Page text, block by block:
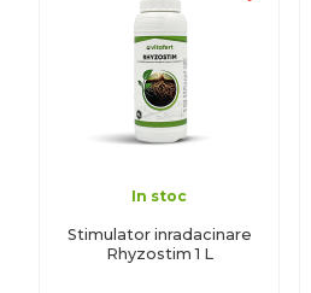
In stoc
Stimulator inradacinare
Rhyzostim 1 L